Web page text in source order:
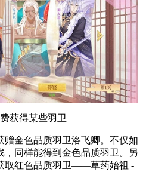
获得某些羽卫
赠金色品质羽卫洛飞卿。不仅如
，同样能得到金色品质羽卫。另
取红色品质羽卫——草药始祖 -